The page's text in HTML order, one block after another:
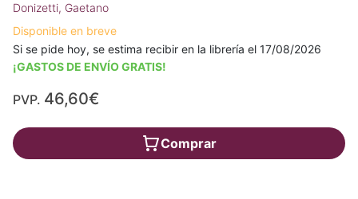
Donizetti, Gaetano
Disponible en breve
Si se pide hoy, se estima recibir en la librería el 17/08/2026
¡GASTOS DE ENVÍO GRATIS!
PVP. 46,60€
Comprar